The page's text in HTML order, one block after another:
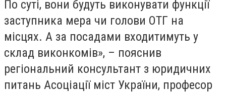
По суті, вони будуть виконувати функції
заступника мера чи голови ОТГ на
місцях. А за посадами входитимуть у
склад виконкомів», – пояснив
регіональний консультант з юридичних
питань Асоціації міст України, професор